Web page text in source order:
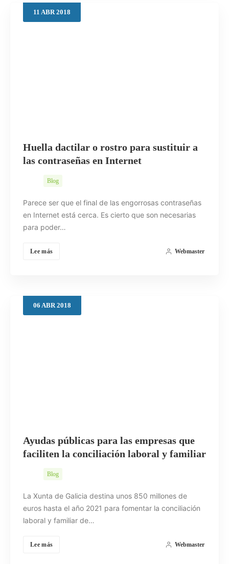
11 ABR2018
Huella dactilar o rostro para sustituir a
las contraseñas en Internet
Blog
Parece ser que el final de las engorrosas contraseñas
en Internet está cerca. Es cierto que son necesarias
para poder…
Lee más Webmaster
06 ABR 2018
Ayudas públicas para las empresas que
faciliten la conciliación laboral y familiar
Blog
La Xunta de Galicia destina unos 850 millones de
euros hasta el año 2021 para fomentar la conciliación
laboral y familiar de…
Lee más Webmaster